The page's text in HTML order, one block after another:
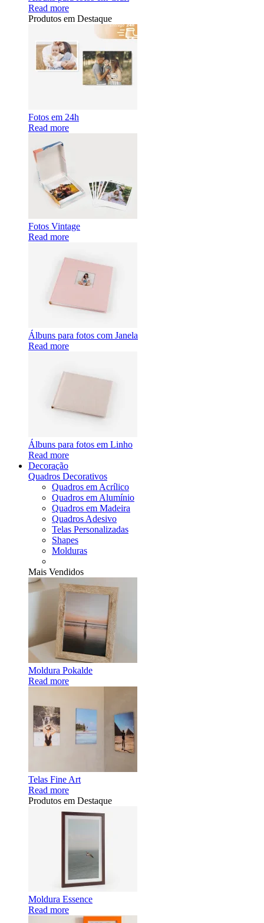
Read more
Produtos em Destaque
Fotos em 24h
Read more
Fotos Vintage
Read more
Álbuns para fotos com Janela
Read more
Álbuns para fotos em Linho
Read more
Decoração
Quadros Decorativos
Quadros em Acrílico
Quadros em Alumínio
Quadros em Madeira
Quadros Adesivo
Telas Personalizadas
Shapes
Molduras
Mais Vendidos
Moldura Pokalde
Read more
Telas Fine Art
Read more
Produtos em Destaque
Moldura Essence
Read more